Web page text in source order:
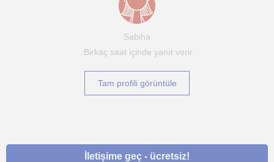
Sabiha
Birkaç saat içinde yanıt verir
Tam profili görüntüle
İletişime geç - ücretsiz!